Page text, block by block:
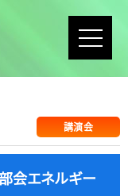
講演会
会エネルギー